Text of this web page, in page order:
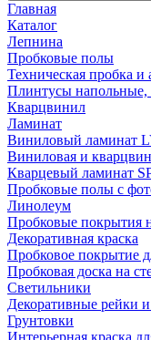
Главная
Каталог
Лепнина
Пробковые полы
Техническая пробка и
Плинтусы напольные,
Кварцвинил
Ламинат
Виниловый ламинат
Виниловая и
Кварцевый ламинат
Пробковые полы с
Линолеум
Пробковые покрытия
Декоративная краска
Пробковое покрытие
Пробковая доска на
Светильники
Декоративные рейки
Грунтовки
Интерьерная краска